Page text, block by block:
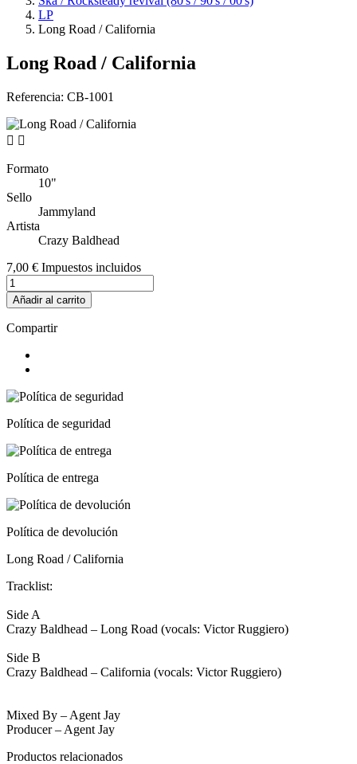
LP
Long Road / California
Long Road / California
Referencia: CB-1001
 
Formato
10"
Sello
Jammyland
Artista
Crazy Baldhead
7,00 € Impuestos incluidos
Añadir al carrito
Compartir
Política de seguridad
Política de entrega
Política de devolución
Long Road / California
Tracklist:
Side A
Crazy Baldhead – Long Road (vocals: Victor Ruggiero)
Side B
Crazy Baldhead – California (vocals: Victor Ruggiero)
Mixed By – Agent Jay
Producer – Agent Jay
Productos relacionados